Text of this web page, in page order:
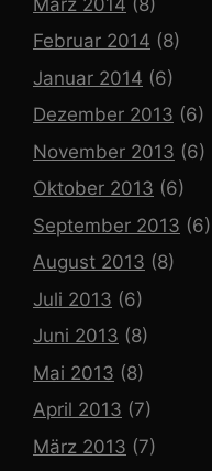
Februar 2014 (8)
Januar 2014 (6)
Dezember 2013 (6)
November 2013 (6)
Oktober 2013 (6)
September 2013 (6)
August 2013 (8)
Juli 2013 (6)
Juni 2013 (8)
Mai 2013 (8)
April 2013 (7)
März 2013 (7)